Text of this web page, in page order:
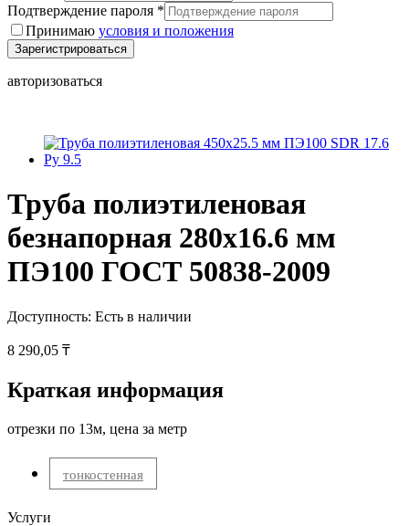
Подтверждение пароля *
Принимаю условия и положения
Зарегистрироваться
авторизоваться
Труба полиэтиленовая
безнапорная 280х16.6 мм
ПЭ100 ГОСТ 50838-2009
Доступность: Есть в наличии
8 290,05 ₸
Краткая информация
отрезки по 13м, цена за метр
тонкостенная
Услуги